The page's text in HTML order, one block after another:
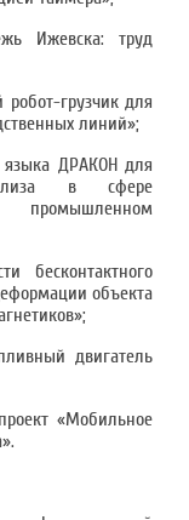
Ижевска: труд
грузчик для
линий»;
языка ДРАКОН для
в сфере
промышленном
бесконтактного
объекта
двигатель
«Мобильное